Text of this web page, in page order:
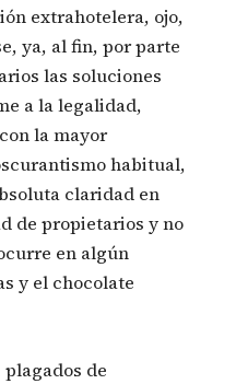
extrahotelera, ojo,
ya, al fin, por parte
las soluciones
a la legalidad,
la mayor
habitual,
claridad en
de propietarios y no
en algún
y el chocolate
de